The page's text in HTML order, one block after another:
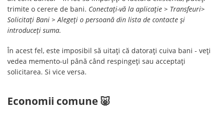
trimite o cerere de bani. Conectați-vă la aplicație > Transfeuri>
Solicitați Bani > Alegeți o persoană din lista de contacte și
introduceți suma.
În acest fel, este imposibil să uitați că datorați cuiva bani - veți
vedea memento-ul până când respingeți sau acceptați
solicitarea. Si vice versa.
Economii comune 🐷